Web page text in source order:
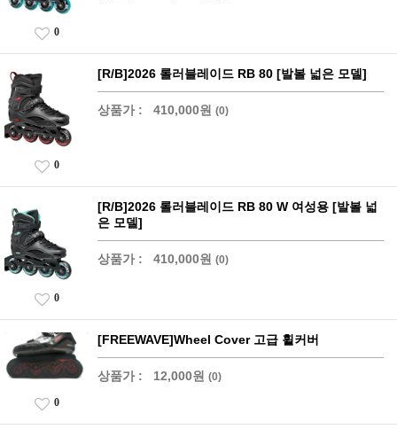
0
[R/B]2026 롤러블레이드 RB 80 [발볼 넓은 모델]
상품가 : 410,000원 (0)
0
[R/B]2026 롤러블레이드 RB 80 W 여성용 [발볼 넓
은 모델]
상품가 : 410,000원 (0)
0
[FREEWAVE]Wheel Cover 고급 휠커버
상품가 : 12,000원 (0)
0